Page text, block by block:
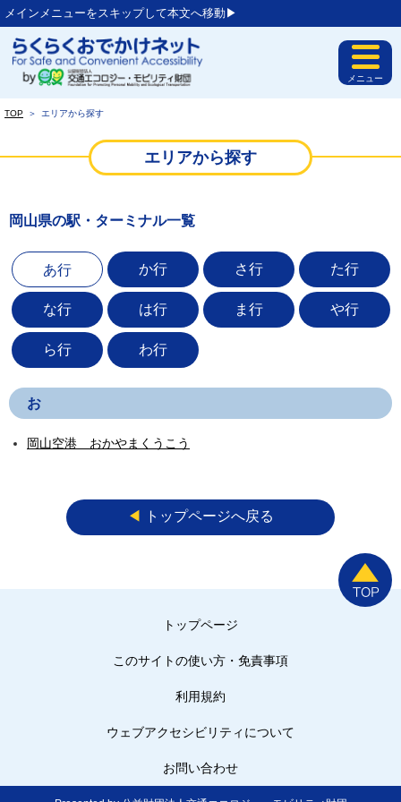
メインメニューをスキップして本文へ移動▶︎
メニュー
TOP ＞ エリアから探す
エリアから探す
岡山県の駅・ターミナル一覧
あ行 か行 さ行 た行
な行 は行 ま行 や行
ら行 わ行
お
岡山空港 おかやまくうこう
◀︎ トップページへ戻る
トップページ
このサイトの使い方・免責事項
利用規約
ウェブアクセシビリティについて
お問い合わせ